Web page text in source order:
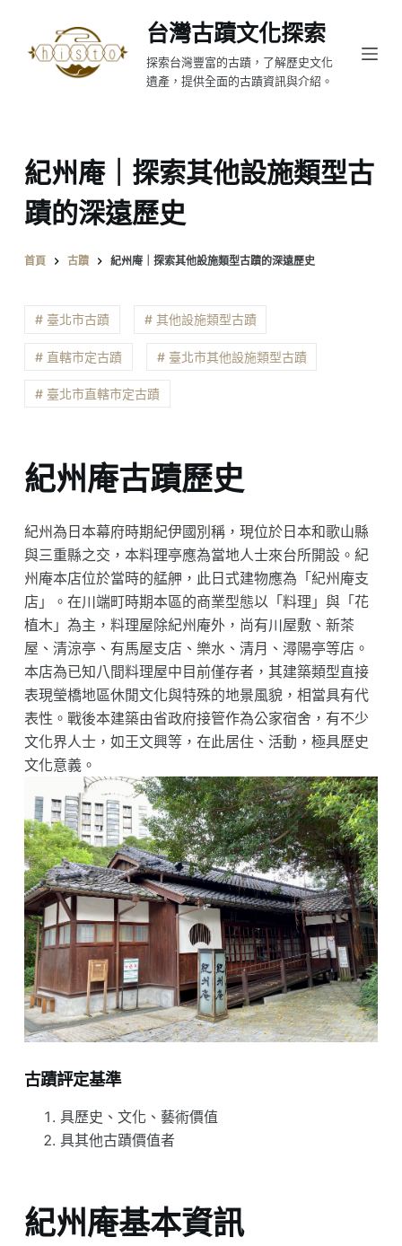
至
台灣古蹟文化探索
探索台灣豐富的古蹟，了解歷史文化
遺產，提供全面的古蹟資訊與介紹。
紀州庵｜探索其他設施類型古
蹟的深遠歷史
首頁 古蹟 紀州庵｜探索其他設施類型古蹟的深遠歷史
# 臺北市古蹟 # 其他設施類型古蹟
# 直轄市定古蹟 # 臺北市其他設施類型古蹟
# 臺北市直轄市定古蹟
紀州庵古蹟歷史
紀州為日本幕府時期紀伊國別稱，現位於日本和歌山縣
與三重縣之交，本料理亭應為當地人士來台所開設。紀
州庵本店位於當時的艋舺，此日式建物應為「紀州庵支
店」。在川端町時期本區的商業型態以「料理」與「花
植木」為主，料理屋除紀州庵外，尚有川屋敷、新茶
屋、清涼亭、有馬屋支店、樂水、清月、潯陽亭等店。
本店為已知八間料理屋中目前僅存者，其建築類型直接
表現瑩橋地區休閒文化與特殊的地景風貌，相當具有代
表性。戰後本建築由省政府接管作為公家宿舍，有不少
文化界人士，如王文興等，在此居住、活動，極具歷史
文化意義。
古蹟評定基準
具歷史、文化、藝術價值
具其他古蹟價值者
紀州庵基本資訊